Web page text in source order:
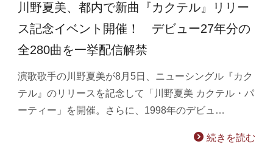
川野夏美、都内で新曲『カクテル』リリー
ス記念イベント開催！ デビュー27年分の
全280曲を一挙配信解禁
演歌歌手の川野夏美が8月5日、ニューシングル『カク
テル』のリリースを記念して「川野夏美 カクテル・パ
ーティー」を開催。さらに、1998年のデビュ…
続きを読む